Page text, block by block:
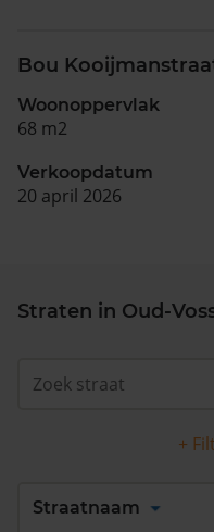
Bou
Woonoppervlak
68 m2
Verkoopdatum
20 april 2026
Straten in Oud-
+
Alles
Straatnaam